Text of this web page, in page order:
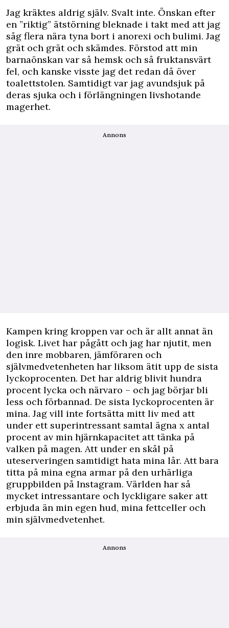
Jag kräktes aldrig själv. Svalt inte. Önskan efter
en ”riktig” ätstörning bleknade i takt med att jag
såg flera nära tyna bort i anorexi och bulimi. Jag
grät och grät och skämdes. Förstod att min
barnaönskan var så hemsk och så fruktansvärt
fel, och kanske visste jag det redan då över
toalettstolen. Samtidigt var jag avundsjuk på
deras sjuka och i förlängningen livshotande
magerhet.
Annons
Kampen kring kroppen var och är allt annat än
logisk. Livet har pågått och jag har njutit, men
den inre mobbaren, jämföraren och
självmedvetenheten har liksom ätit upp de sista
lyckoprocenten. Det har aldrig blivit hundra
procent lycka och närvaro – och jag börjar bli
less och förbannad. De sista lyckoprocenten är
mina. Jag vill inte fortsätta mitt liv med att
under ett superintressant samtal ägna x antal
procent av min hjärnkapacitet att tänka på
valken på magen. Att under en skål på
uteserveringen samtidigt hata mina lår. Att bara
titta på mina egna armar på den urhärliga
gruppbilden på Instagram. Världen har så
mycket intressantare och lyckligare saker att
erbjuda än min egen hud, mina fettceller och
min självmedvetenhet.
Annons